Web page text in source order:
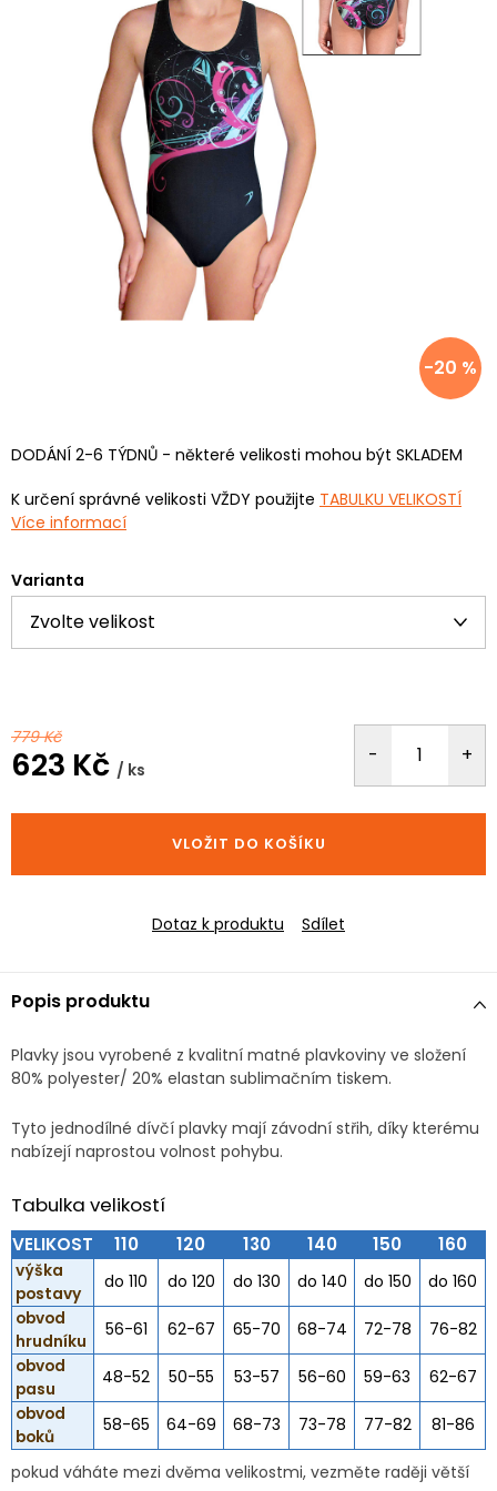
-20 %
DODÁNÍ 2-6 TÝDNŮ - některé velikosti mohou být SKLADEM
K určení správné velikosti VŽDY použijte TABULKU VELIKOSTÍ
Více informací
Varianta
779 Kč
623 Kč / ks
cena:
VLOŽIT DO KOŠÍKU
Dotaz k produktu Sdílet
Popis produktu
Plavky jsou vyrobené z kvalitní matné plavkoviny ve složení
80% polyester/ 20% elastan sublimačním tiskem.
Tyto jednodílné dívčí plavky mají závodní střih, díky kterému
nabízejí naprostou volnost pohybu.
Tabulka velikostí
VELIKOST 110 120 130 140 150 160
výška
postavy
do 110 do 120 do 130 do 140 do 150
do 160
obvod
hrudníku
56-61 62-67 65-70 68-74 72-78
76-82
obvod
pasu
48-52 50-55 53-57 56-60 59-63
62-67
obvod
boků
58-65 64-69 68-73 73-78 77-82 81-86
pokud váháte mezi dvěma velikostmi, vezměte raději větší